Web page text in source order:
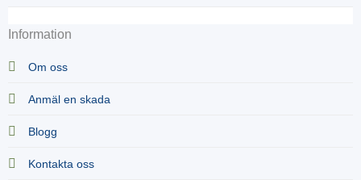
Information
Om oss
Anmäl en skada
Blogg
Kontakta oss